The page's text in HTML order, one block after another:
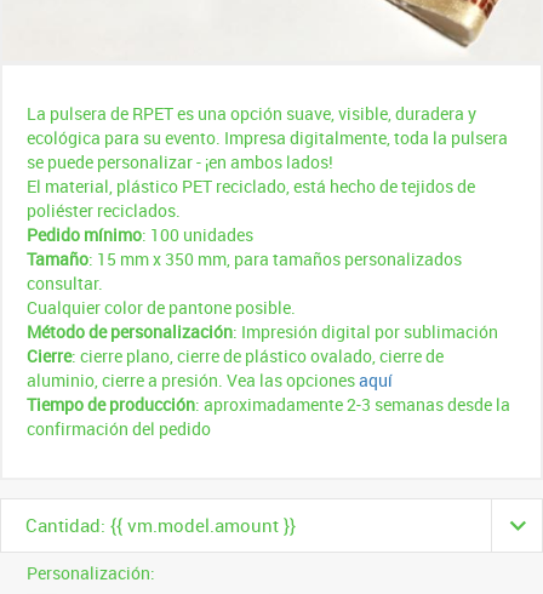
La pulsera de RPET es una opción suave, visible, duradera y
ecológica para su evento. Impresa digitalmente, toda la pulsera
se puede personalizar - ¡en ambos lados!
El material, plástico PET reciclado, está hecho de tejidos de
poliéster reciclados.
Pedido mínimo: 100 unidades
Tamaño: 15 mm x 350 mm, para tamaños personalizados
consultar.
Cualquier color de pantone posible.
Método de personalización: Impresión digital por sublimación
Cierre: cierre plano, cierre de plástico ovalado, cierre de
aluminio, cierre a presión. Vea las opcionesaquí
Tiempo de producción: aproximadamente 2-3 semanas desde la
confirmación del pedido
Cantidad: {{ vm.model.amount }}
Personalización: